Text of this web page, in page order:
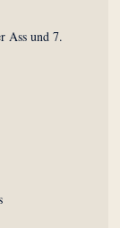
Ass und 7.